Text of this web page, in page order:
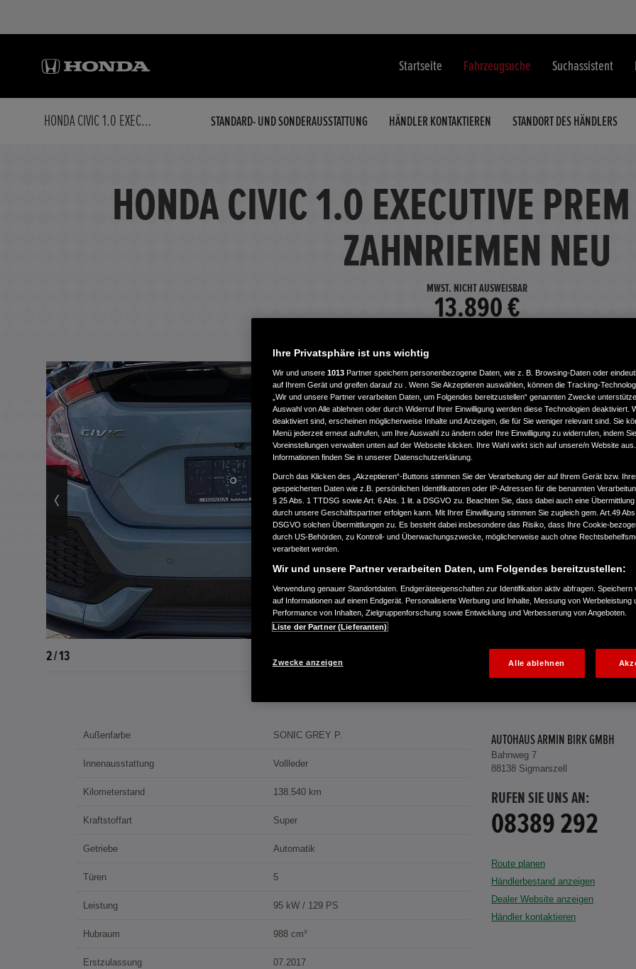
Startseite Fahrzeugsuche Suchassistent
HONDA CIVIC 1.0 EXECUTIVE PREM M SPOILER U. ZAHNRIEMEN NEU STANDARD- UND SONDERAUSSTATTUNG HÄNDLER KONTAKTIEREN STANDORT DES HÄNDLERS
HONDA CIVIC 1.0 EXECUTIVE
ZAHNRIEMEN NEU
MWST. NICHT AUSWEISBAR
13.890 €
2 / 13
Außenfarbe SONIC GREY P.
Innenausstattung Vollleder
Kilometerstand 138.540 km
Kraftstoffart Super
Getriebe Automatik
Türen 5
Leistung 95 kW / 129 PS
Hubraum 988 cm³
Erstzulassung 07.2017
AUTOHAUS ARMIN BIRK GMBH
Bahnweg 7
88138 Sigmarszell
RUFEN SIE UNS AN:
08389 292
Route planen
Händlerbestand anzeigen
Dealer Website anzeigen
Händler kontaktieren
Ihre Privatsphäre ist uns wichtig
Wir und unsere 1013 Partner speichern personenbezogene Daten, wie z. B. Browsing-Daten oder
auf Ihrem Gerät und greifen darauf zu . Wenn Sie Akzeptieren auswählen, können die Tracking-
„Wir und unsere Partner verarbeiten Daten, um Folgendes bereitzustellen“ genannten Zwecke
Auswahl von Alle ablehnen oder durch Widerruf Ihrer Einwilligung werden diese Technologien deaktiviert.
deaktiviert sind, erscheinen möglicherweise Inhalte und Anzeigen, die für Sie weniger relevant sind. Sie
Menü jederzeit erneut aufrufen, um Ihre Auswahl zu ändern oder Ihre Einwilligung zu widerrufen, indem
Voreinstellungen verwalten unten auf der Webseite klicken. Ihre Wahl wirkt sich auf unsere/n Website
Informationen finden Sie in unserer Datenschutzerklärung.
Durch das Klicken des „Akzeptieren“-Buttons stimmen Sie der Verarbeitung der auf Ihrem Gerät bzw.
gespeicherten Daten wie z.B. persönlichen Identifikatoren oder IP-Adressen für die benannten
§ 25 Abs. 1 TTDSG sowie Art. 6 Abs. 1 lit. a DSGVO zu. Beachten Sie, dass dabei auch eine Übermittlung
durch unsere Geschäftspartner erfolgen kann. Mit Ihrer Einwilligung stimmen Sie zugleich gem. Art.49
DSGVO solchen Übermittlungen zu. Es besteht dabei insbesondere das Risiko, dass Ihre Cookie-
durch US-Behörden, zu Kontroll- und Überwachungszwecke, möglicherweise auch ohne
verarbeitet werden.
Wir und unsere Partner verarbeiten Daten, um Folgendes bereitzustellen:
Verwendung genauer Standortdaten. Endgeräteeigenschaften zur Identifikation aktiv abfragen. Speichern
auf Informationen auf einem Endgerät. Personalisierte Werbung und Inhalte, Messung von Werbeleistung
Performance von Inhalten, Zielgruppenforschung sowie Entwicklung und Verbesserung von Angeboten.
Liste der Partner (Lieferanten)
Zwecke anzeigen Alle ablehnen